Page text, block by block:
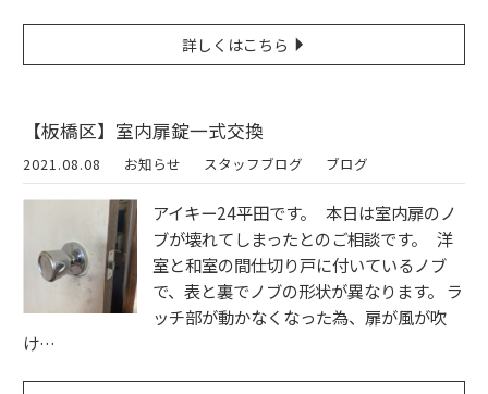
詳しくはこちら
【板橋区】室内扉錠一式交換
2021.08.08 お知らせ スタッフブログ ブログ
アイキー24平田です。 本日は室内扉のノ
ブが壊れてしまったとのご相談です。 洋
室と和室の間仕切り戸に付いているノブ
で、表と裏でノブの形状が異なります。 ラ
ッチ部が動かなくなった為、扉が風が吹
け…